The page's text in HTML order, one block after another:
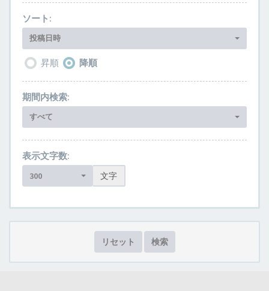
ソート:
投稿日時
昇順 降順
期間内検索:
すべて
表示文字数:
300 文字
リセット 検索